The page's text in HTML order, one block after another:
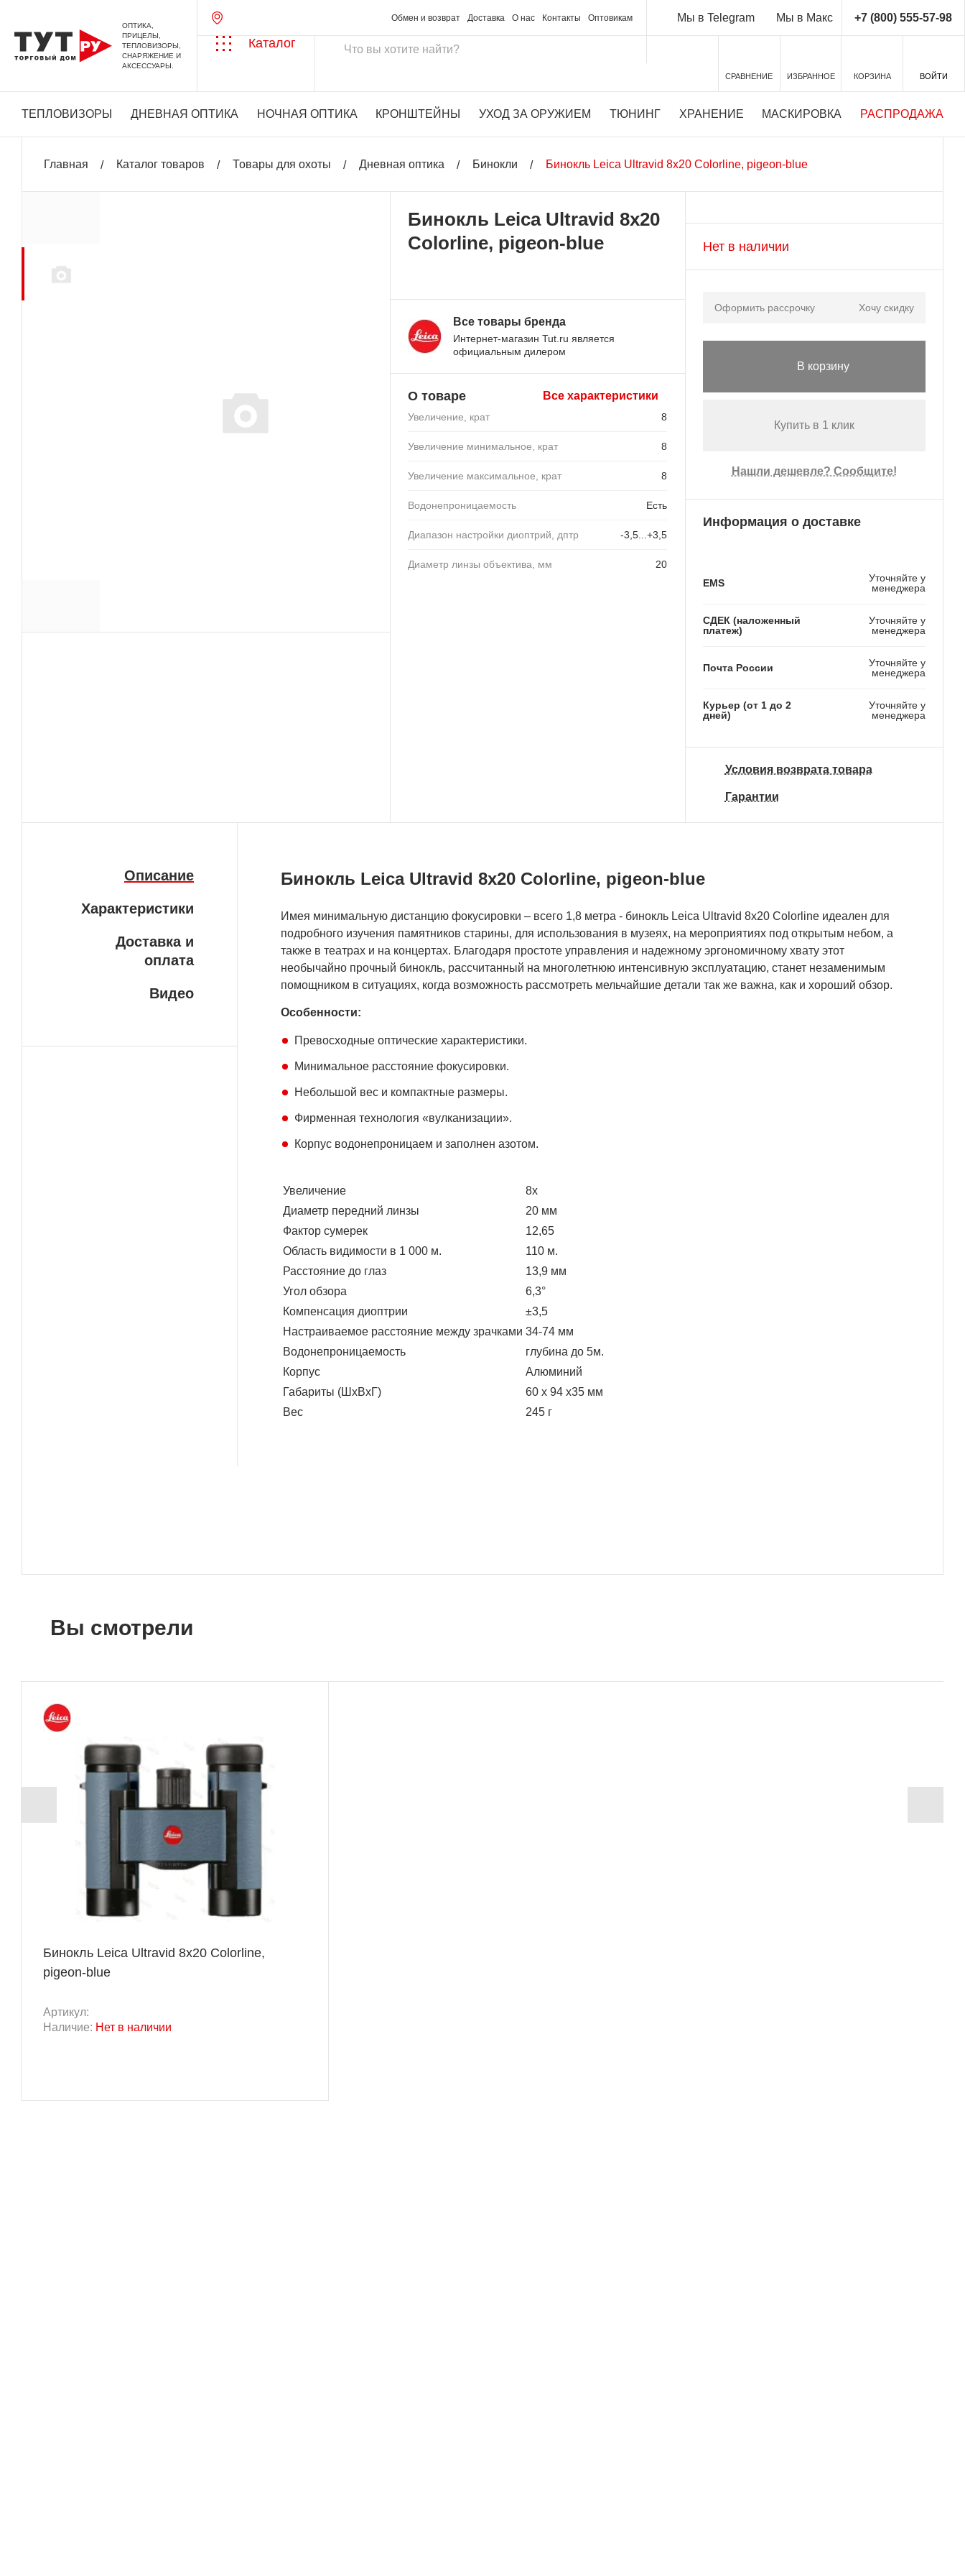
ОПТИКА,
ПРИЦЕЛЫ,
ТЕПЛОВИЗОРЫ,
СНАРЯЖЕНИЕ И
АКСЕССУАРЫ.
Обмен и возврат Доставка О нас Контакты Оптовикам Мы в Telegram Мы в Макс +7 (800) 555-57-98
Каталог
СРАВНЕНИЕ ИЗБРАННОЕ КОРЗИНА ВОЙТИ
ТЕПЛОВИЗОРЫ ДНЕВНАЯ ОПТИКА НОЧНАЯ ОПТИКА КРОНШТЕЙНЫ УХОД ЗА ОРУЖИЕМ ТЮНИНГ ХРАНЕНИЕ МАСКИРОВКА РАСПРОДАЖА
Главная Каталог товаров Товары для охоты Дневная оптика Бинокли Бинокль Leica Ultravid 8x20 Colorline, pigeon-blue
Бинокль Leica Ultravid 8x20
Colorline, pigeon-blue
Все товары бренда
Интернет-магазин Tut.ru является
официальным дилером
О товаре Все характеристики
Увеличение, крат 8
Увеличение минимальное, крат 8
Увеличение максимальное, крат 8
Водонепроницаемость Есть
Диапазон настройки диоптрий, дптр -3,5...+3,5
Диаметр линзы объектива, мм 20
Нет в наличии
Оформить рассрочку Хочу скидку
В корзину
Купить в 1 клик
Нашли дешевле? Сообщите!
Информация о доставке
EMS
Уточняйте у
менеджера
СДЕК (наложенный
платеж)
Уточняйте у
менеджера
Почта России
Уточняйте у
менеджера
Курьер (от 1 до 2
дней)
Уточняйте у
менеджера
Условия возврата товара
Гарантии
Описание
Характеристики
Доставка и
оплата
Видео
Бинокль Leica Ultravid 8x20 Colorline, pigeon-blue
Имея минимальную дистанцию фокусировки – всего 1,8 метра - бинокль Leica Ultravid 8х20 Colorline идеален для
подробного изучения памятников старины, для использования в музеях, на мероприятиях под открытым небом, а
также в театрах и на концертах. Благодаря простоте управления и надежному эргономичному хвату этот
необычайно прочный бинокль, рассчитанный на многолетнюю интенсивную эксплуатацию, станет незаменимым
помощником в ситуациях, когда возможность рассмотреть мельчайшие детали так же важна, как и хороший обзор.
Особенности:
Превосходные оптические характеристики.
Минимальное расстояние фокусировки.
Небольшой вес и компактные размеры.
Фирменная технология «вулканизации».
Корпус водонепроницаем и заполнен азотом.
Увеличение
8x
Диаметр передний линзы
20 мм
Фактор сумерек
12,65
Область видимости в 1 000 м.
110 м.
Расстояние до глаз
13,9 мм
Угол обзора
6,3°
Компенсация диоптрии
±3,5
Настраиваемое расстояние между зрачками 34-74 мм
Водонепроницаемость
глубина до 5м.
Корпус
Алюминий
Габариты (ШхВхГ)
60 x 94 x35 мм
Вес
245 г
Вы смотрели
Бинокль Leica Ultravid 8x20 Colorline,
pigeon-blue
Артикул:
Наличие: Нет в наличии